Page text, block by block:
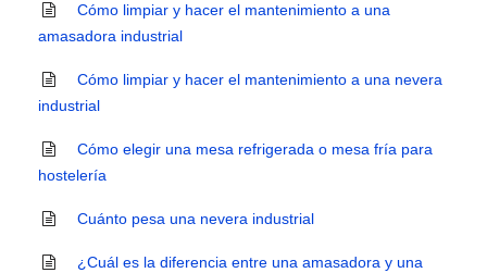
Cómo limpiar y hacer el mantenimiento a una
amasadora industrial
Cómo limpiar y hacer el mantenimiento a una nevera
industrial
Cómo elegir una mesa refrigerada o mesa fría para
hostelería
Cuánto pesa una nevera industrial
¿Cuál es la diferencia entre una amasadora y una